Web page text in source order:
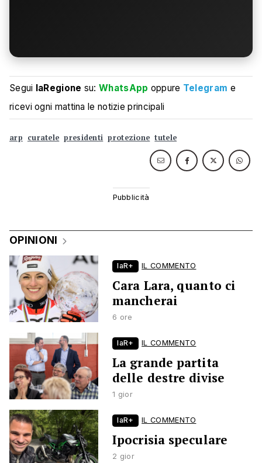
Segui laRegione su:WhatsApp oppure Telegram e
ricevi ogni mattina le notizie principali
arp curatele presidenti protezione tutele
OPINIONI
laR+ IL COMMENTO
Cara Lara, quanto ci
mancherai
6 ore
laR+ IL COMMENTO
La grande partita
delle destre divise
1 gior
laR+ IL COMMENTO
Ipocrisia speculare
2 gior